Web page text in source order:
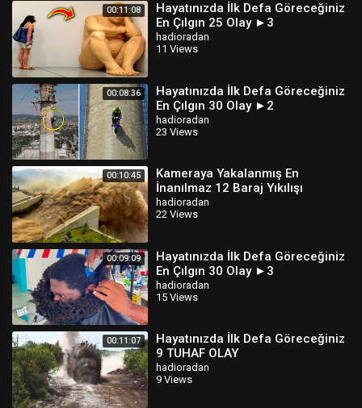
00:11:08
Hayatınızda İlk Defa Göreceğiniz
En Çılgın 25 Olay ►3
hadioradan
11 Views
00:08:36
Hayatınızda İlk Defa Göreceğiniz
En Çılgın 30 Olay ►2
hadioradan
23 Views
00:10:45
Kameraya Yakalanmış En
İnanılmaz 12 Baraj Yıkılışı
hadioradan
22 Views
00:09:09
Hayatınızda İlk Defa Göreceğiniz
En Çılgın 30 Olay ►3
hadioradan
15 Views
00:11:07
Hayatınızda İlk Defa Göreceğiniz
9 TUHAF OLAY
hadioradan
9 Views